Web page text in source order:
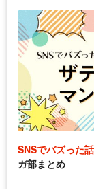
SNSでバズった
ガ部まとめ